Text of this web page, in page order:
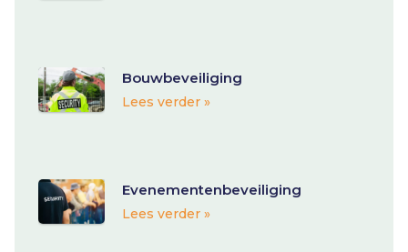
Bouwbeveiliging
Lees verder »
Evenementenbeveiliging
Lees verder »